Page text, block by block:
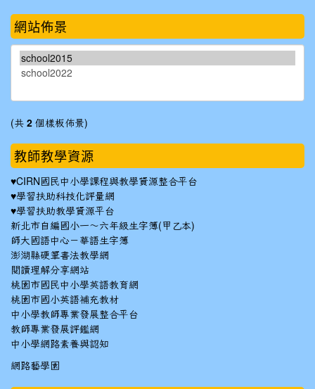
網站佈景
(共 2 個樣板佈景)
教師教學資源
♥CIRN國民中小學課程與教學資源整合平台
♥學習扶助科技化評量網
♥學習扶助教學資源平台
新北市自編國小一～六年級生字簿(甲乙本)
師大國語中心－華語生字簿
澎湖縣硬筆書法教學網
閱讀理解分享網站
桃園市國民中小學英語教育網
桃園市國小英語補充教材
中小學教師專業發展整合平台
教師專業發展評鑑網
中小學網路素養與認知
網路藝學園